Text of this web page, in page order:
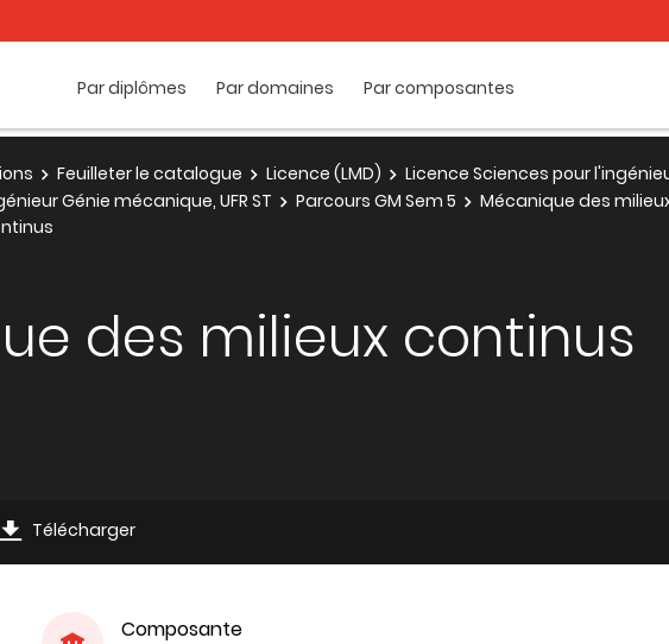
Par diplômes Par domaines Par composantes
Feuilleter le catalogue Licence (LMD)
Licence Sciences pour
Génie mécanique, UFR ST
Parcours GM Sem 5
Mécanique des
des milieux continus
Télécharger
Composante